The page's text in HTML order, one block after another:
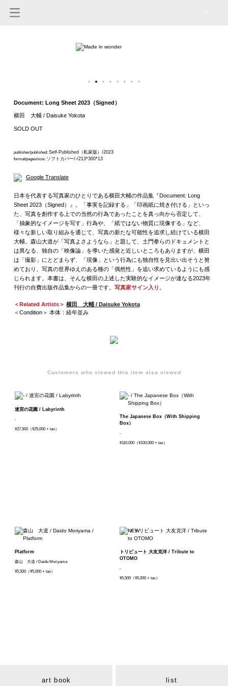
Document: Long Sheet 2023（Signed）
横田 大輔 / Daisuke Yokota
SOLD OUT
publisher/published: Self-Published（私家版）/2023
format/pages/size: ソフトカバー/-/213*300*13
Google Translate
日本を代表する写真家のひとりである横田大輔の作品集『Document: Long
Sheet 2023（Signed）』。「事実を記録する」「印画紙に焼き付ける」といっ
た、写真を創作する上での当然の行為であったことを真っ向から否定して、
「抽象的なイメージを写す」行為や、「紙ではない物質に現像する」など、
様々な新しい取り組みを通じて、写真の新たな可能性を追求し続けている横田
大輔。森山大道が「写真よさようなら」と題して、土門拳らのドキュメントと
は異なる、独自の「映像論」を導いた感覚と近しいところもありますが、横田
は「撮影」にとどまらず、「現像」という行為にも独自性を見出い出そうと努
めており、写真の世界ゆえのある種の「偶然性」を追い求めているようにも感
じられます。本書は、そんな横田の上述した実験的なイメージが連なる2023年
刊行の自費出版作品集からの一冊です。 写真家サイン入り 。
＜Related Artists＞ 横田 大輔 / Daisuke Yokota
＜Condition＞ 本体：経年並み
Customers who viewed this item also viewed
迷宮の花園 / Labyrinth
-
¥27,500（¥25,000 + tax）
The Japanese Box（With Shipping
Box）
-
¥110,000（¥100,000 + tax）
Platform
森山 大道 / Daido Moriyama
¥5,500（¥5,000 + tax）
トリビュート 大友克洋 / Tribute to
OTOMO
-
¥5,500（¥5,000 + tax）
art book list